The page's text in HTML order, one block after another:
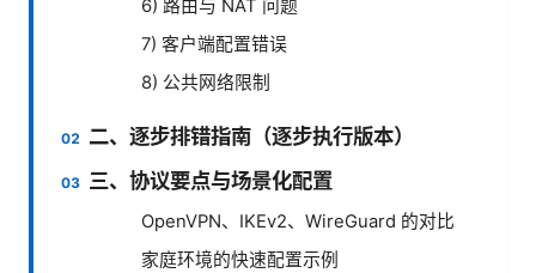
6) 路由与 NAT 问题
7) 客户端配置错误
8) 公共网络限制
二、逐步排错指南（逐步执行版本）
三、协议要点与场景化配置
OpenVPN、IKEv2、WireGuard 的对比
家庭环境的快速配置示例